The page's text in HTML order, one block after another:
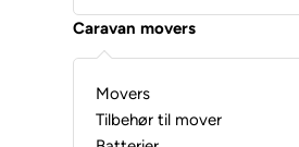
Caravan movers
Movers
Tilbehør til mover